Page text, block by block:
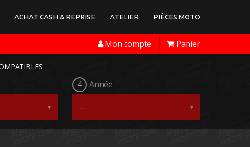
ACHAT CASH & REPRISE ATELIER PIÈCES MOTO
Panier
Mon compte
4 Année